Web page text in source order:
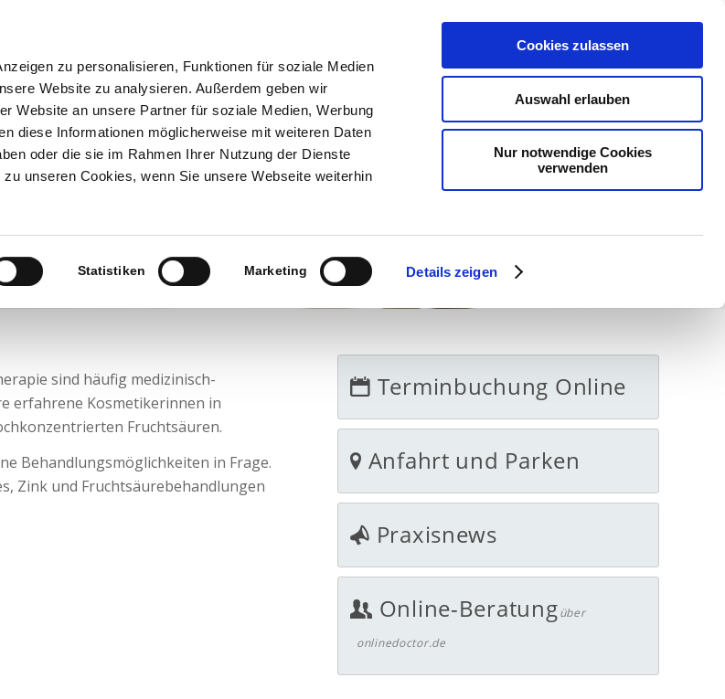
zu personalisieren, Funktionen für soziale Medien
Website zu analysieren. Außerdem geben wir
Website an unsere Partner für soziale Medien, Werbung
diese Informationen möglicherweise mit weiteren Daten
oder die sie im Rahmen Ihrer Nutzung der Dienste
unseren Cookies, wenn Sie unsere Webseite weiterhin
Statistiken Marketing Details zeigen
Cookies zulassen
Auswahl erlauben
Nur notwendige Cookies
verwenden
PRAXIS KONTAKT
Akne
Haut
sind häufig medizinisch-
erfahrene Kosmetikerinnen in
Fruchtsäuren.
Behandlungsmöglichkeiten in Frage.
Zink und Fruchtsäurebehandlungen
Terminbuchung Online
Anfahrt und Parken
Praxisnews
Online-Beratungüber
onlinedoctor.de